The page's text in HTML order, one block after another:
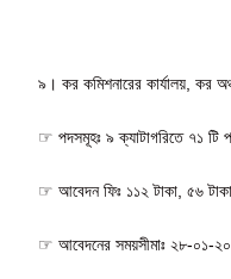
৯। কর কমিশনারের কার্যালয়, কর
☞ পদসমূহঃ ৯ ক্যাটাগরিতে ৭১ টি
☞ আবেদন ফিঃ ১১২ টাকা, ৫৬
☞ আবেদনের সময়সীমাঃ ২৮-০১-